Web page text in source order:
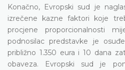
Konačno, Evropski sud je
izrečene kazne faktori koje
procjene proporcionalnosti
podnosilac predstavke je
približno 1.350 eura i 10 dana
obaveza. Evropski sud je